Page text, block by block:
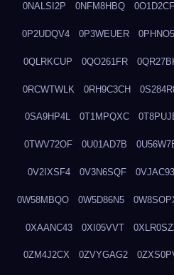
0NALSI2P 0NFM8HBQ
0P2UDQV4 0P3WEUER
0QLRKCUP 0QO261FR
0RCWTWLK 0RH9C3CH
0SA9HP4L 0T1MPQXC
0TWV72OF 0U01AD7B
0V2IXSF4 0V3N6SQF
0W58MBQO 0W5D86N5
0XAANC43 0XI05VVT
0ZM4J2CX 0ZVYGAG2